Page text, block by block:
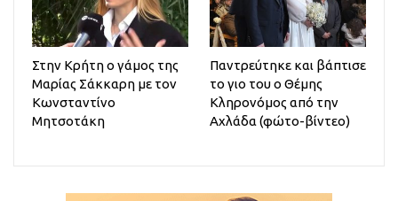
Στην Κρήτη ο γάμος της
Μαρίας Σάκκαρη με τον
Κωνσταντίνο
Μητσοτάκη
Παντρεύτηκε και βάπτισε
το γιο του ο Θέμης
Κληρονόμος από την
Αχλάδα (φώτο-βίντεο)